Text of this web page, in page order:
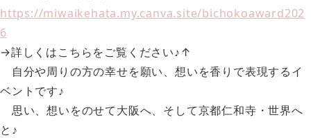
https://miwaikehata.my.canva.site/bichokoaward202
6
→詳しくはこちらをご覧ください♪↑
自分や周りの方の幸せを願い、想いを香りで表現するイ
ベントです♪
思い、想いをのせて大阪へ、そして京都仁和寺・世界へ
と♪